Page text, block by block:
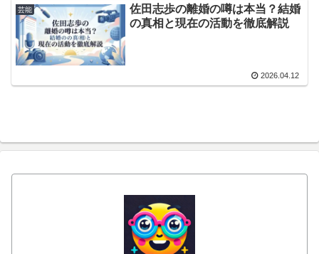
芸能
佐田志歩の離婚の噂は本当？結婚
の真相と現在の活動を徹底解説
2026.04.12